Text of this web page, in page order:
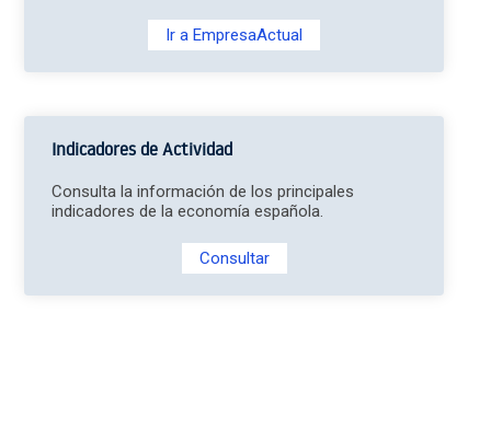
Ir a EmpresaActual
Indicadores de Actividad
Consulta la información de los principales
indicadores de la economía española.
Consultar